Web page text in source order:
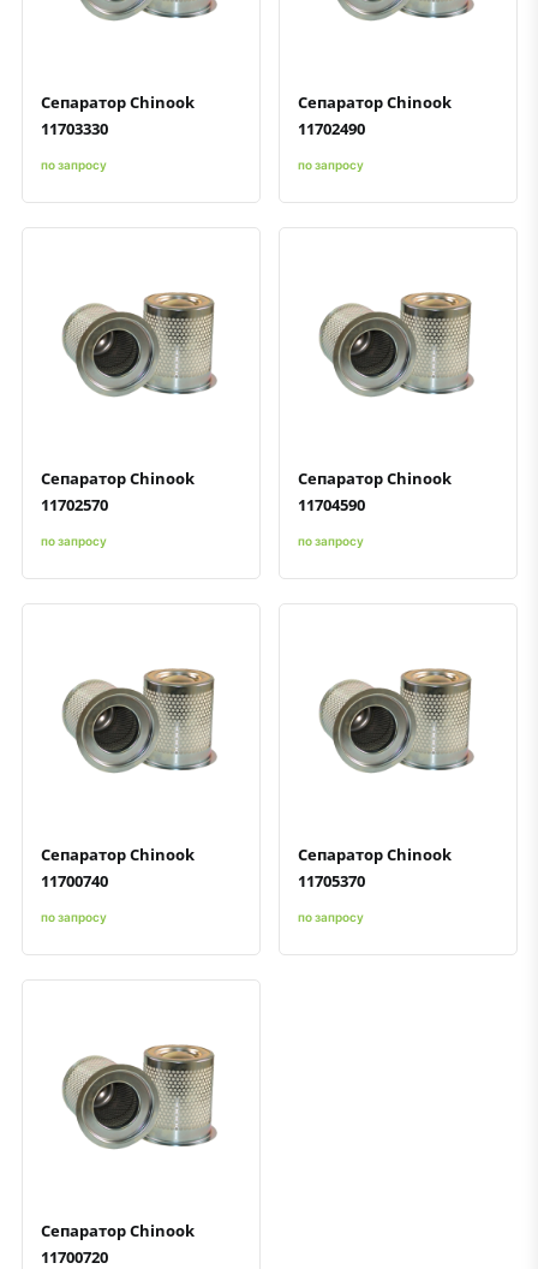
Сепаратор Chinook
11703330
по запросу
Сепаратор Chinook
11702490
по запросу
Быстрый просмотрДобавить к сравнению
Добавить в избранное
Сепаратор Chinook
11702570
по запросу
Быстрый просмотрДобавить к сравнению
Добавить в избранное
Сепаратор Chinook
11704590
по запросу
Быстрый просмотрДобавить к сравнению
Добавить в избранное
Сепаратор Chinook
11700740
по запросу
Быстрый просмотрДобавить к сравнению
Добавить в избранное
Сепаратор Chinook
11705370
по запросу
Быстрый просмотрДобавить к сравнению
Добавить в избранное
Сепаратор Chinook
11700720